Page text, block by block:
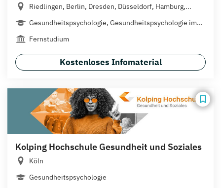
Riedlingen, Berlin, Dresden, Düsseldorf, Hamburg,...
Gesundheitspsychologie, Gesundheitspsychologie im...
Fernstudium
Kostenloses Infomaterial
Kolping Hochschule Gesundheit und Soziales
Köln
Gesundheitspsychologie